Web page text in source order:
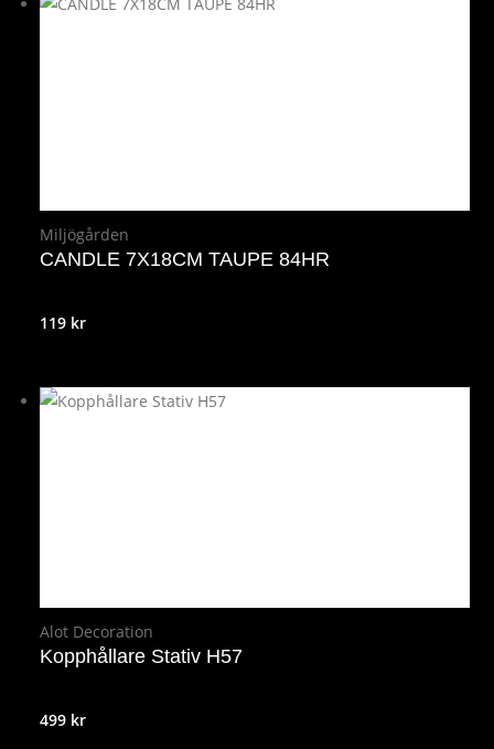
Miljögården
CANDLE 7X18CM TAUPE 84HR
119 kr
Alot Decoration
Kopphållare Stativ H57
499 kr